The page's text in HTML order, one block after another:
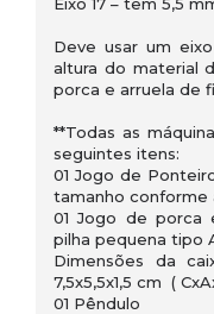
Deve usar um
altura do material
porca e arruela de
**Todas as
seguintes itens:
01 Jogo de
tamanho conforme
01 Jogo de porca
pilha pequena tipo
Dimensões da
7,5x5,5x1,5 cm (
01 Pêndulo